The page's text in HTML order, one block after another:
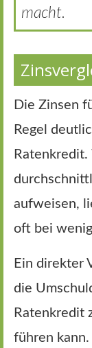
macht.
Die Zinsen
Regel
aufweisen,
oft bei
Ein direkter
die
Ratenkredit
führen